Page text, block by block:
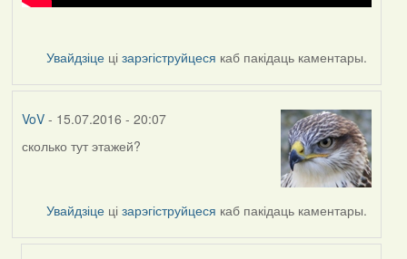
Увайдзіце цізарэгіструйцеся каб пакідаць каментары.
VoV- 15.07.2016 - 20:07
сколько тут этажей?
Увайдзіце цізарэгіструйцеся каб пакідаць каментары.